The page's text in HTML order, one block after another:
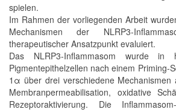
spielen.
Im Rahmen der vorliegenden Arbeit
Mechanismen der NLRP3-
therapeutischer Ansatzpunkt evaluiert.
Das NLRP3-Inflammasom wurde in
Pigmentepithelzellen nach einem Priming-
1α über drei verschiedene Mechanismen
Membranpermeabilisation, oxidative
Rezeptoraktivierung. Die